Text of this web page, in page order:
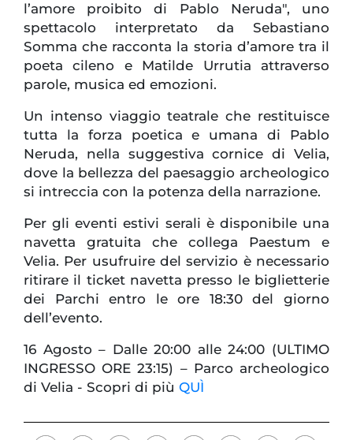
l’amore proibito di Pablo Neruda", uno
spettacolo interpretato da Sebastiano
Somma che racconta la storia d’amore tra il
poeta cileno e Matilde Urrutia attraverso
parole, musica ed emozioni.
Un intenso viaggio teatrale che restituisce
tutta la forza poetica e umana di Pablo
Neruda, nella suggestiva cornice di Velia,
dove la bellezza del paesaggio archeologico
si intreccia con la potenza della narrazione.
Per gli eventi estivi serali è disponibile una
navetta gratuita che collega Paestum e
Velia. Per usufruire del servizio è necessario
ritirare il ticket navetta presso le biglietterie
dei Parchi entro le ore 18:30 del giorno
dell’evento.
16 Agosto – Dalle 20:00 alle 24:00 (ULTIMO
INGRESSO ORE 23:15) – Parco archeologico
di Velia - Scopri di più QUÌ